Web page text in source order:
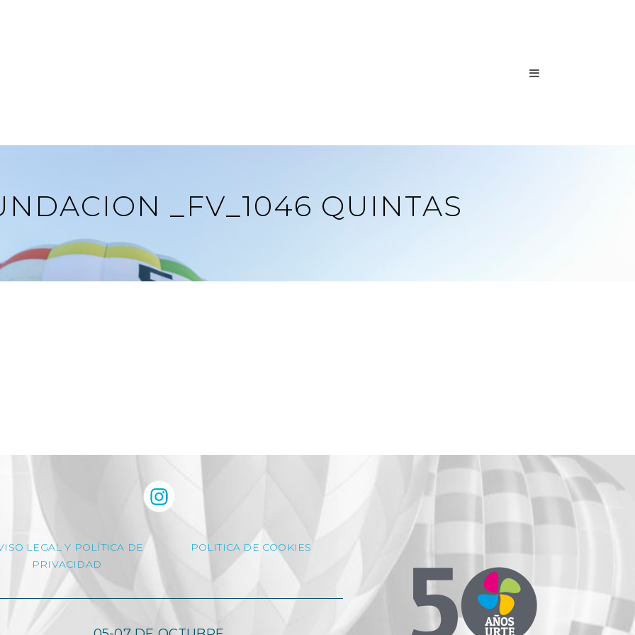
_FV_1046 QUINTAS
LEGAL Y POLÍTICA DE
PRIVACIDAD
POLITICA DE COOKIES